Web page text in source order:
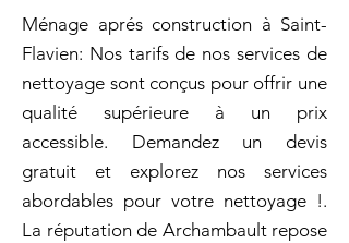
Ménage aprés construction à Saint-
Flavien: Nos tarifs de nos services de
nettoyage sont conçus pour offrir une
qualité supérieure à un prix
accessible. Demandez un devis
gratuit et explorez nos services
abordables pour votre nettoyage !.
La réputation de Archambault repose